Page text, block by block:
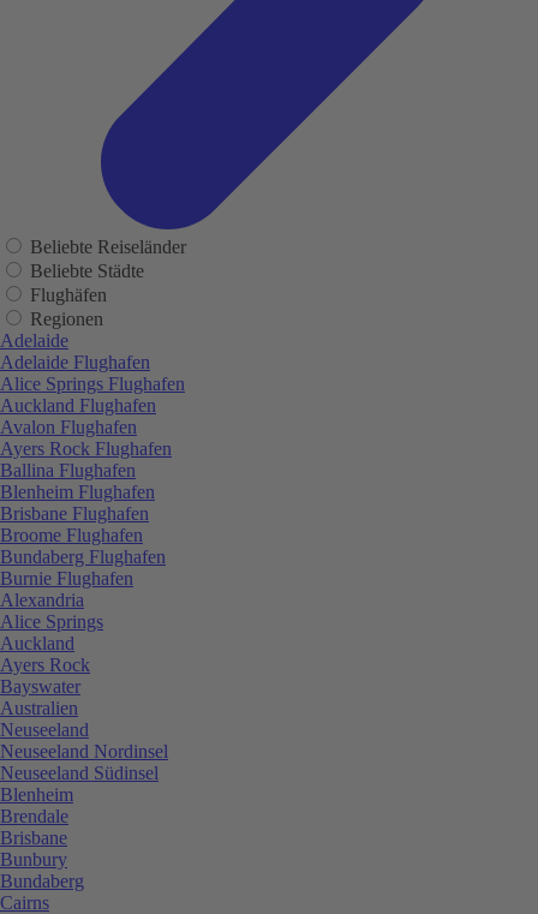
Beliebte Reiseländer
Beliebte Städte
Flughäfen
Regionen
Adelaide
Adelaide Flughafen
Alice Springs Flughafen
Auckland Flughafen
Avalon Flughafen
Ayers Rock Flughafen
Ballina Flughafen
Blenheim Flughafen
Brisbane Flughafen
Broome Flughafen
Bundaberg Flughafen
Burnie Flughafen
Alexandria
Alice Springs
Auckland
Ayers Rock
Bayswater
Australien
Neuseeland
Neuseeland Nordinsel
Neuseeland Südinsel
Blenheim
Brendale
Brisbane
Bunbury
Bundaberg
Cairns